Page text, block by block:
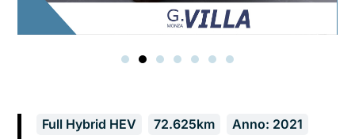
Full Hybrid HEV 72.625km Anno: 2021